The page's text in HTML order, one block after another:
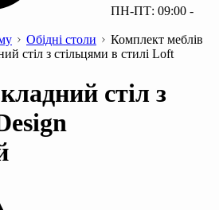
ПН-ПТ: 09:00 -
Обідні столи
Комплект меблів
стіл з стільцями в стилі Loft
стіл з